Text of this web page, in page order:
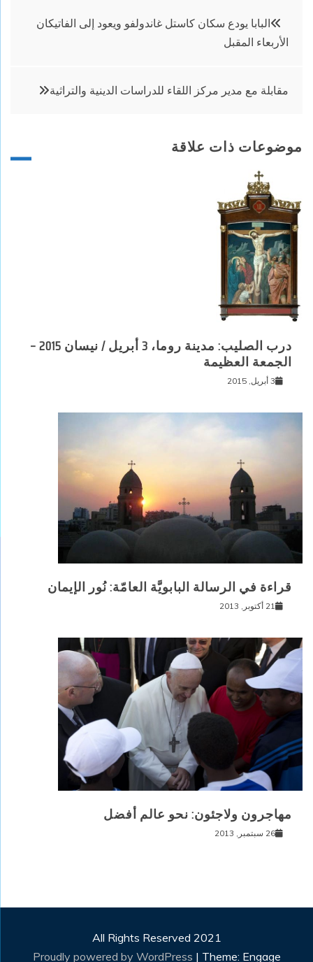
تصفّح
المقالات
البابا يودع سكان كاستل غاندولفو ويعود إلى الفاتيكان
الأربعاء المقبل
مقابلة مع مدير مركز اللقاء للدراسات الدينية والتراثية
موضوعات ذات علاقة
درب الصليب: مدينة روما، 3 أبريل / نيسان 2015 –
الجمعة العظيمة
3 أبريل, 2015
قراءة في الرسالة البابويَّة العامّة: نُور الإيمان
21 أكتوبر, 2013
مهاجرون ولاجئون: نحو عالم أفضل
26 سبتمبر, 2013
All Rights Reserved 2021
Proudly powered by WordPress | Theme: Engage